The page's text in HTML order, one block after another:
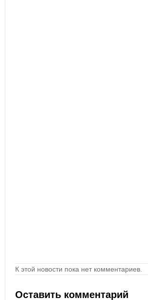
К этой новости пока нет комментариев.
Оставить комментарий